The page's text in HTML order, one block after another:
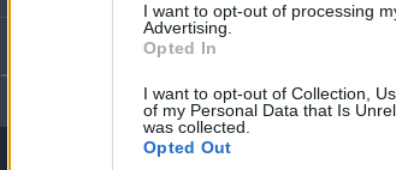
I want to opt-out of processing
Advertising.
Opted In
I want to opt-out of Collection,
of my Personal Data that Is
was collected.
Opted Out
ΤΕΛΕΥΤΑΙΑ ΝΕΑ